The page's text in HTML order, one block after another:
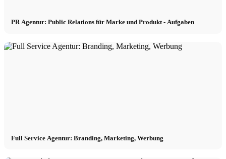
PR Agentur: Public Relations für Marke und Produkt - Aufgaben
Full Service Agentur: Branding, Marketing, Werbung